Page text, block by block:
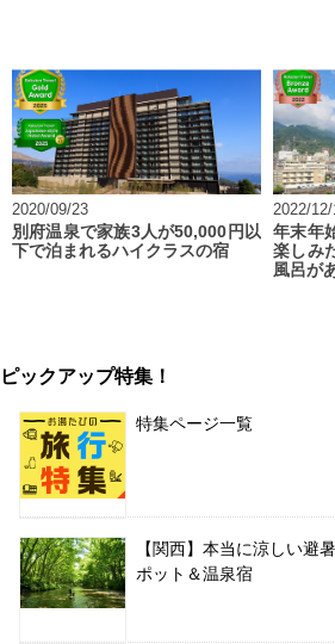
2020/09/23
別府温泉で家族3人が50,000円以
下で泊まれるハイクラスの宿
2022/
年末年
楽しみ
風呂が
ピックアップ特集！
特集ページ一覧
【関西】本当に涼しい
ポット＆温泉宿